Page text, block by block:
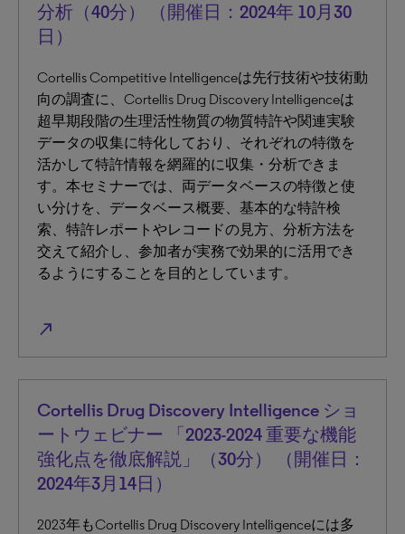
分析（40分） （開催日：2024年 10月30
日）
Cortellis Competitive Intelligenceは先行技術や技術動
向の調査に、Cortellis Drug Discovery Intelligenceは
超早期段階の生理活性物質の物質特許や関連実験
データの収集に特化しており、それぞれの特徴を
活かして特許情報を網羅的に収集・分析できま
す。本セミナーでは、両データベースの特徴と使
い分けを、データベース概要、基本的な特許検
索、特許レポートやレコードの見方、分析方法を
交えて紹介し、参加者が実務で効果的に活用でき
るようにすることを目的としています。
north_east
Cortellis Drug Discovery Intelligence ショ
ートウェビナー 「2023-2024 重要な機能
強化点を徹底解説」（30分） （開催日：
2024年3月14日）
2023年もCortellis Drug Discovery Intelligenceには多